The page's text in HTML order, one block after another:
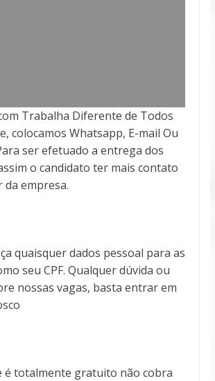
Trabalha Diferente de Todos
colocamos Whatsapp, E-mail Ou
ser efetuado a entrega dos
o candidato ter mais contato
empresa.
quaisquer dados pessoal para as
seu CPF. Qualquer dúvida ou
nossas vagas, basta entrar em
é totalmente gratuito não cobra